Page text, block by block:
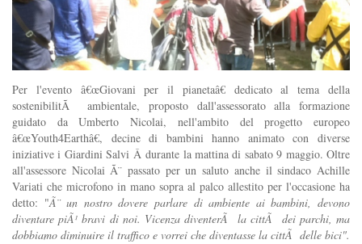
Per l'evento â€œGiovani per il pianetaâ€ dedicato al tema della
sostenibilitÃ ambientale, proposto dall'assessorato alla formazione
guidato da Umberto Nicolai, nell'ambito del progetto europeo
â€œYouth4Earthâ€, decine di bambini hanno animato con diverse
iniziative i Giardini Salvi Â durante la mattina di sabato 9 maggio. Oltre
all'assessore Nicolai Ã¨ passato per un saluto anche il sindaco Achille
Variati che microfono in mano sopra al palco allestito per l'occasione ha
detto: "Ã¨ un nostro dovere parlare di ambiente ai bambini, devono
diventare piÃ¹ bravi di noi. Vicenza diventerÃ la cittÃ dei parchi, ma
dobbiamo diminuire il traffico e vorrei che diventasse la cittÃ delle bici".